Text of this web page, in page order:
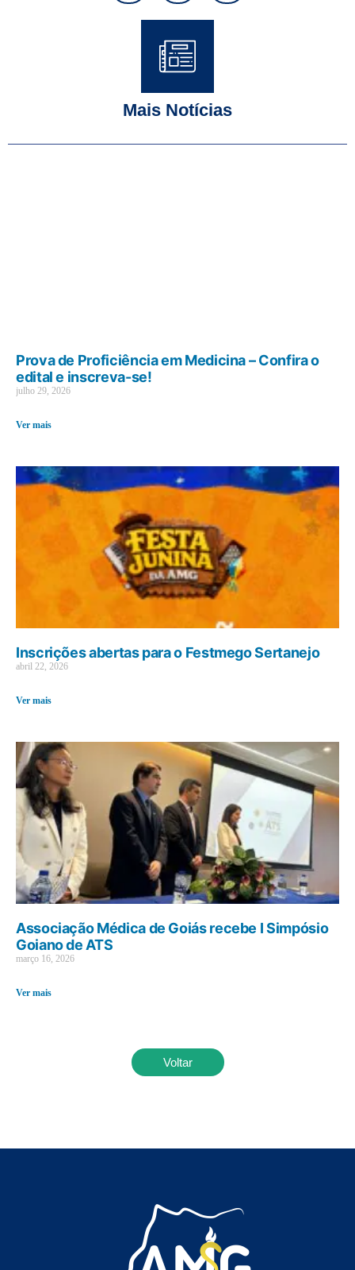
Mais Notícias
Prova de Proficiência em Medicina – Confira o
edital e inscreva-se!
julho 29, 2026
Ver mais
Inscrições abertas para o Festmego Sertanejo
abril 22, 2026
Ver mais
Associação Médica de Goiás recebe I Simpósio
Goiano de ATS
março 16, 2026
Ver mais
Voltar